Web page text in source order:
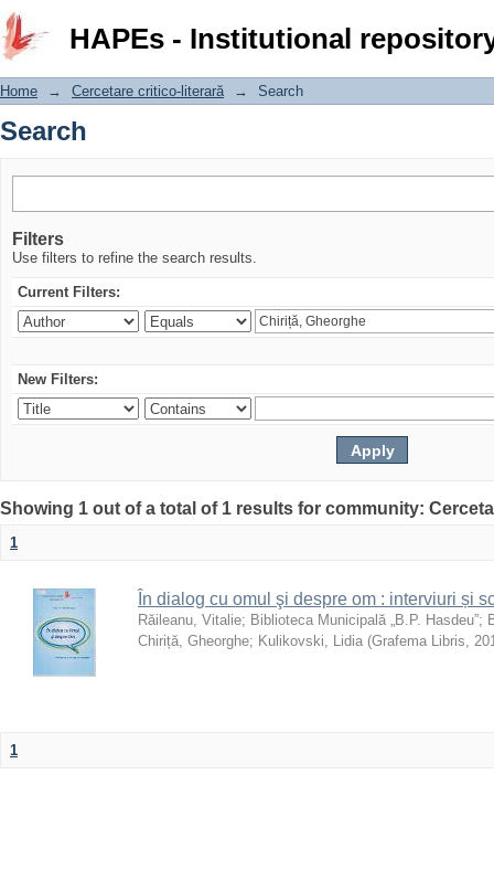
HAPEs - Institutional
Search
Home → Cercetare critico-literară → Search
Search
Filters
Use filters to refine the search results.
Current Filters:
New Filters:
Showing 1 out of a total of 1 results for community:
1
În dialog cu omul şi despre om : interviuri și
Răileanu, Vitalie; Biblioteca Municipală „B.P. Hasdeu”;
Chiriță, Gheorghe; Kulikovski, Lidia (Grafema Libris,
1